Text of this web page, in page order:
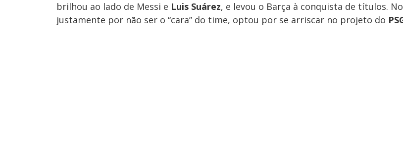
brilhou ao lado de Messi e Luis Suárez, e levou o Barça à conquista de títulos.
justamente por não ser o “cara” do time, optou por se arriscar no projeto do